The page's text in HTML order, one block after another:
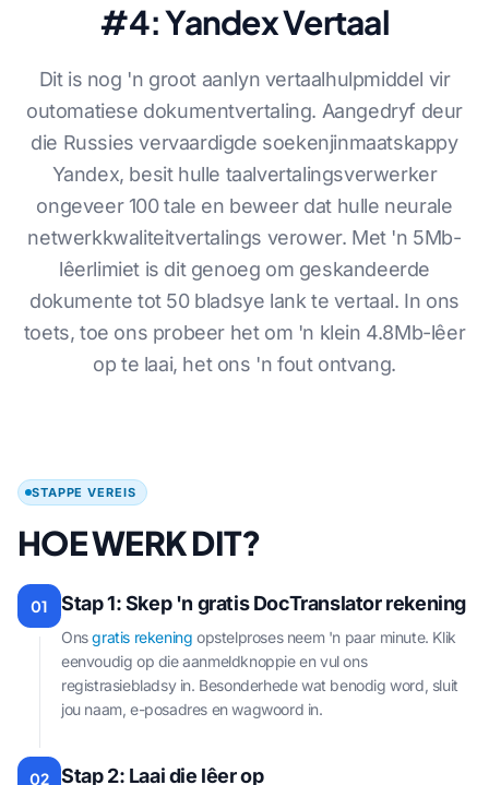
#4: Yandex Vertaal
Dit is nog 'n groot aanlyn vertaalhulpmiddel vir
outomatiese dokumentvertaling. Aangedryf deur
die Russies vervaardigde soekenjinmaatskappy
Yandex, besit hulle taalvertalingsverwerker
ongeveer 100 tale en beweer dat hulle neurale
netwerkkwaliteitvertalings verower. Met 'n 5Mb-
lêerlimiet is dit genoeg om geskandeerde
dokumente tot 50 bladsye lank te vertaal. In ons
toets, toe ons probeer het om 'n klein 4.8Mb-lêer
op te laai, het ons 'n fout ontvang.
STAPPE VEREIS
HOE WERK DIT?
01 Stap 1: Skep 'n gratis DocTranslator rekening
Onsgratis rekening opstelproses neem 'n paar minute. Klik
eenvoudig op die aanmeldknoppie en vul ons
registrasiebladsy in. Besonderhede wat benodig word, sluit
jou naam, e-posadres en wagwoord in.
02 Stap 2: Laai die lêer op